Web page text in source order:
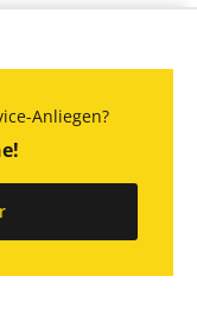
Anliegen?